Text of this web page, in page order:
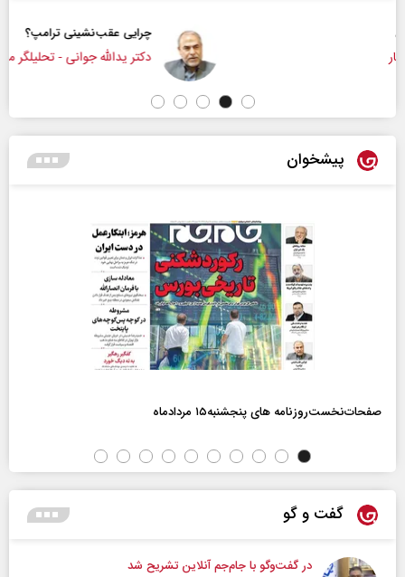
چرایی عقب‌نشینی ترامپ؟
دکتر یدالله جوانی - تحلیلگر مسائل سیاسی
پیشخوان
صفحات‌نخست‌روزنامه ها‌ی پنجشنبه‌۱۵ مردادماه
گفت و گو
در گفت‌و‌گو با جام‌جم آنلاین تشریح شد